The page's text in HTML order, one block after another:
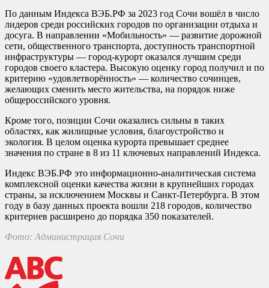
По данным Индекса ВЭБ.РФ за 2023 год Сочи вошёл в число
лидеров среди российских городов по организации отдыха и
досуга. В направлении «Мобильность» — развитие дорожной
сети, общественного транспорта, доступность транспортной
инфраструктуры — город-курорт оказался лучшим среди
городов своего кластера. Высокую оценку город получил и по
критерию «удовлетворённость» — количество сочинцев,
желающих сменить место жительства, на порядок ниже
общероссийского уровня.
Кроме того, позиции Сочи оказались сильны в таких
областях, как жилищные условия, благоустройство и
экология. В целом оценка курорта превышает среднее
значения по стране в 8 из 11 ключевых направлений Индекса.
Индекс ВЭБ.РФ это информационно-аналитическая система
комплексной оценки качества жизни в крупнейших городах
страны, за исключением Москвы и Санкт-Петербурга. В этом
году в базу данных проекта вошли 218 городов, количество
критериев расширено до порядка 350 показателей.
Фото: Администрация Сочи